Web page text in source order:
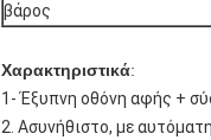
βάρος
Χαρακτηριστικά:
1- Έξυπνη οθόνη αφής +
2. Ασυνήθιστο, με